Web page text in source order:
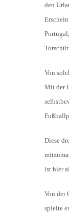
den
Von
Mit der
Diese
ist hier
Von der
spielte